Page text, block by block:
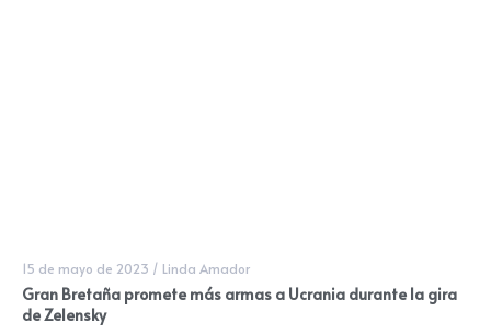
15 de mayo de 2023 / Linda Amador
Gran Bretaña promete más armas a Ucrania durante la gira
de Zelensky